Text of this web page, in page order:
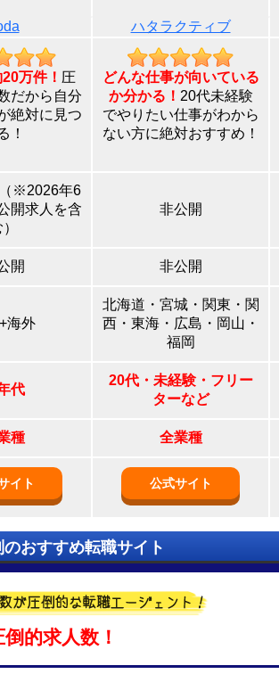
ハタラクティブ
万件！ 圧
だから自分
絶対に見つ
！
どんな仕事が向いている
か分かる！ 20代未経験
でやりたい仕事がわから
ない方に絶対おすすめ！
（※2026年6
開求人を含
非公開
開 非公開
海外
北海道・宮城・関東・関
西・東海・広島・岡山・
福岡
代
20代・未経験・フリー
ターなど
種 全業種
イト 公式サイト
おすすめ転職サイト
的求人数！